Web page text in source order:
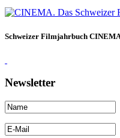
Schweizer Filmjahrbuch
Newsletter